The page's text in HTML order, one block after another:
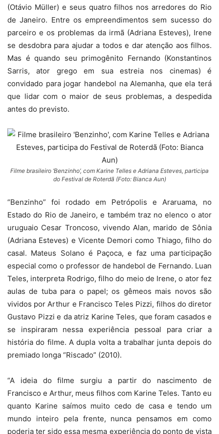
(Otávio Müller) e seus quatro filhos nos arredores do Rio
de Janeiro. Entre os empreendimentos sem sucesso do
parceiro e os problemas da irmã (Adriana Esteves), Irene
se desdobra para ajudar a todos e dar atenção aos filhos.
Mas é quando seu primogênito Fernando (Konstantinos
Sarris, ator grego em sua estreia nos cinemas) é
convidado para jogar handebol na Alemanha, que ela terá
que lidar com o maior de seus problemas, a despedida
antes do previsto.
Filme brasileiro ‘Benzinho’, com Karine Telles e Adriana Esteves, participa
do Festival de Roterdã (Foto: Bianca Aun)
“Benzinho” foi rodado em Petrópolis e Araruama, no
Estado do Rio de Janeiro, e também traz no elenco o ator
uruguaio Cesar Troncoso, vivendo Alan, marido de Sônia
(Adriana Esteves) e Vicente Demori como Thiago, filho do
casal. Mateus Solano é Paçoca, e faz uma participação
especial como o professor de handebol de Fernando. Luan
Teles, interpreta Rodrigo, filho do meio de Irene, o ator fez
aulas de tuba para o papel; os gêmeos mais novos são
vividos por Arthur e Francisco Teles Pizzi, filhos do diretor
Gustavo Pizzi e da atriz Karine Teles, que foram casados e
se inspiraram nessa experiência pessoal para criar a
história do filme. A dupla volta a trabalhar junta depois do
premiado longa “Riscado” (2010).
“A ideia do filme surgiu a partir do nascimento de
Francisco e Arthur, meus filhos com Karine Teles. Tanto eu
quanto Karine saímos muito cedo de casa e tendo um
mundo inteiro pela frente, nunca pensamos em como
poderia ter sido essa mesma experiência do ponto de vista